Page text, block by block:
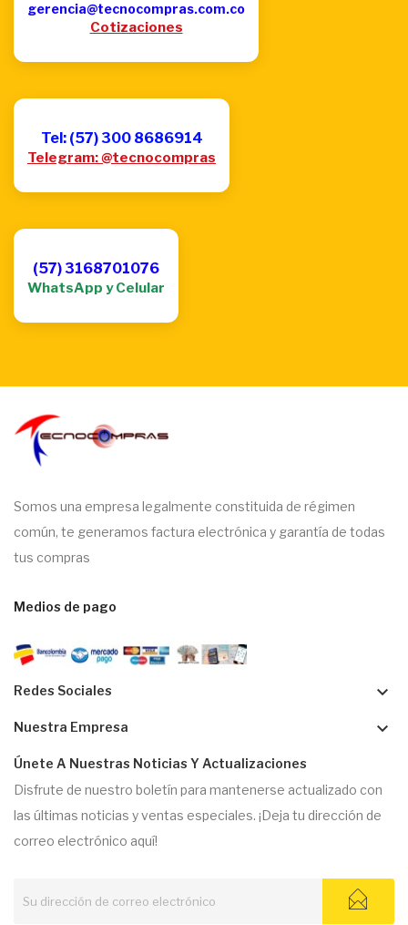
gerencia@tecnocompras.com.co
Cotizaciones
Tel: (57) 300 8686914
Telegram: @tecnocompras
(57) 3168701076
WhatsApp y Celular
Somos una empresa legalmente constituida de régimen
común, te generamos factura electrónica y garantía de todas
tus compras
Medios de pago
Redes Sociales keyboard_arrow_down
Nuestra Empresa keyboard_arrow_down
Únete A Nuestras Noticias Y Actualizaciones
Disfrute de nuestro boletín para mantenerse actualizado con
las últimas noticias y ventas especiales. ¡Deja tu dirección de
correo electrónico aquí!